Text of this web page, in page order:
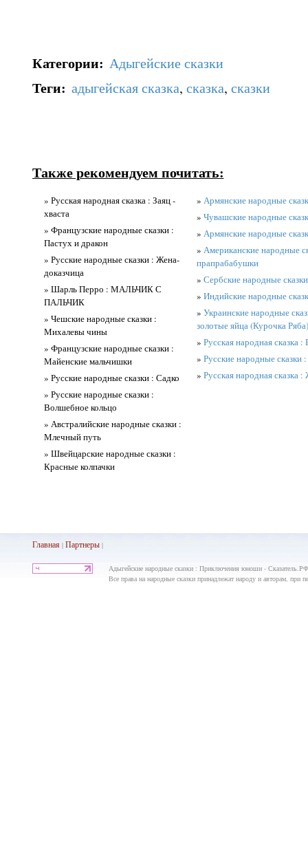
Категории: Адыгейские сказки
Теги: адыгейская сказка, сказка, сказки
Также рекомендуем почитать:
» Русская народная сказка : Заяц -
хваста
» Французские народные сказки :
Пастух и дракон
» Русские народные сказки : Жена-
доказчица
» Шарль Перро : МАЛЬЧИК С
ПАЛЬЧИК
» Чешские народные сказки :
Михалевы чины
» Французские народные сказки :
Майенские мальчишки
» Русские народные сказки : Садко
» Русские народные сказки :
Волшебное кольцо
» Австралийские народные сказки :
Млечный путь
» Швейцарские народные сказки :
Красные колпачки
» Армянские народные
» Чувашские народные
» Армянские народные
» Американские народные
прапрабабушки
» Сербские народные
» Индийские народные
» Украинские народные
золотые яйца (Курочка Ряба)
» Русская народная
» Русские народные сказки
» Русская народная сказка
Главная| Партнеры|
Адыгейские народные сказки : Приключения юноши -
Все права на народные сказки принадлежат народу и авторам, при